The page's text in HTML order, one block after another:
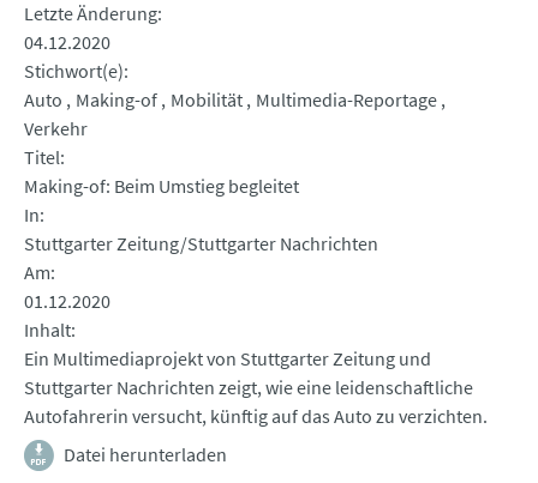
Letzte Änderung
04.12.2020
Stichwort(e)
Auto
Making-of Mobilität Multimedia-Reportage
Verkehr
Titel
Making-of: Beim Umstieg begleitet
In
Stuttgarter Zeitung/Stuttgarter Nachrichten
Am
01.12.2020
Inhalt
Ein Multimediaprojekt von Stuttgarter Zeitung und
Stuttgarter Nachrichten zeigt, wie eine leidenschaftliche
Autofahrerin versucht, künftig auf das Auto zu verzichten.
Datei herunterladen